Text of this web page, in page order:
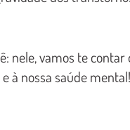
nele, vamos te
à nossa saúde mental!